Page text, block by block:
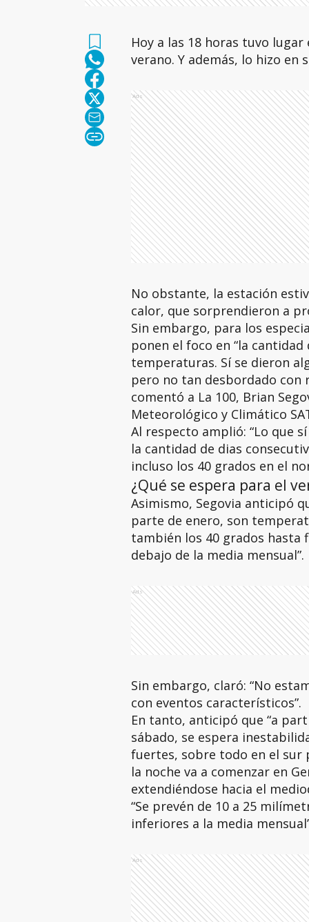
Hoy a las 18 horas tuvo
verano. Y además, lo hizo en
Ads
No obstante, la estación
calor, que sorprendieron a
Sin embargo, para los
ponen el foco en “la
temperaturas. Sí se dieron
pero no tan desbordado con
comentó a La 100, Brian
Meteorológico y Climático
Al respecto amplió: “Lo que
la cantidad de dias
incluso los 40 grados en el
¿Qué se espera para el
Asimismo, Segovia anticipó
parte de enero, son
también los 40 grados hasta
debajo de la media mensual”.
Ads
Sin embargo, claró: “No
con eventos característicos”.
En tanto, anticipó que “a
sábado, se espera
fuertes, sobre todo en el sur
la noche va a comenzar en
extendiéndose hacia el
“Se prevén de 10 a 25
inferiores a la media
Ads